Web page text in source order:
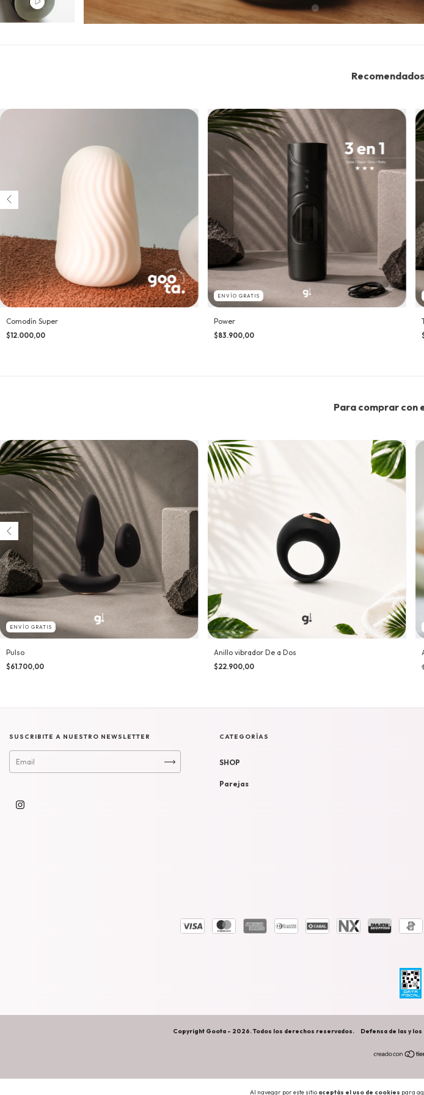
Al navegar por este sitio aceptás el uso de cookies para
Comodín Super
$12.000,00
ENVÍO GRATIS
Power
$83.900,00
Para comprar con
ENVÍO GRATIS
Pulso
$61.700,00
Anillo vibrador De a Dos
$22.900,00
SUSCRIBITE A NUESTRO NEWSLETTER CATEGORÍAS
SHOP
Parejas
Copyright Goota - 2026. Todos los derechos reservados. Defensa de las y